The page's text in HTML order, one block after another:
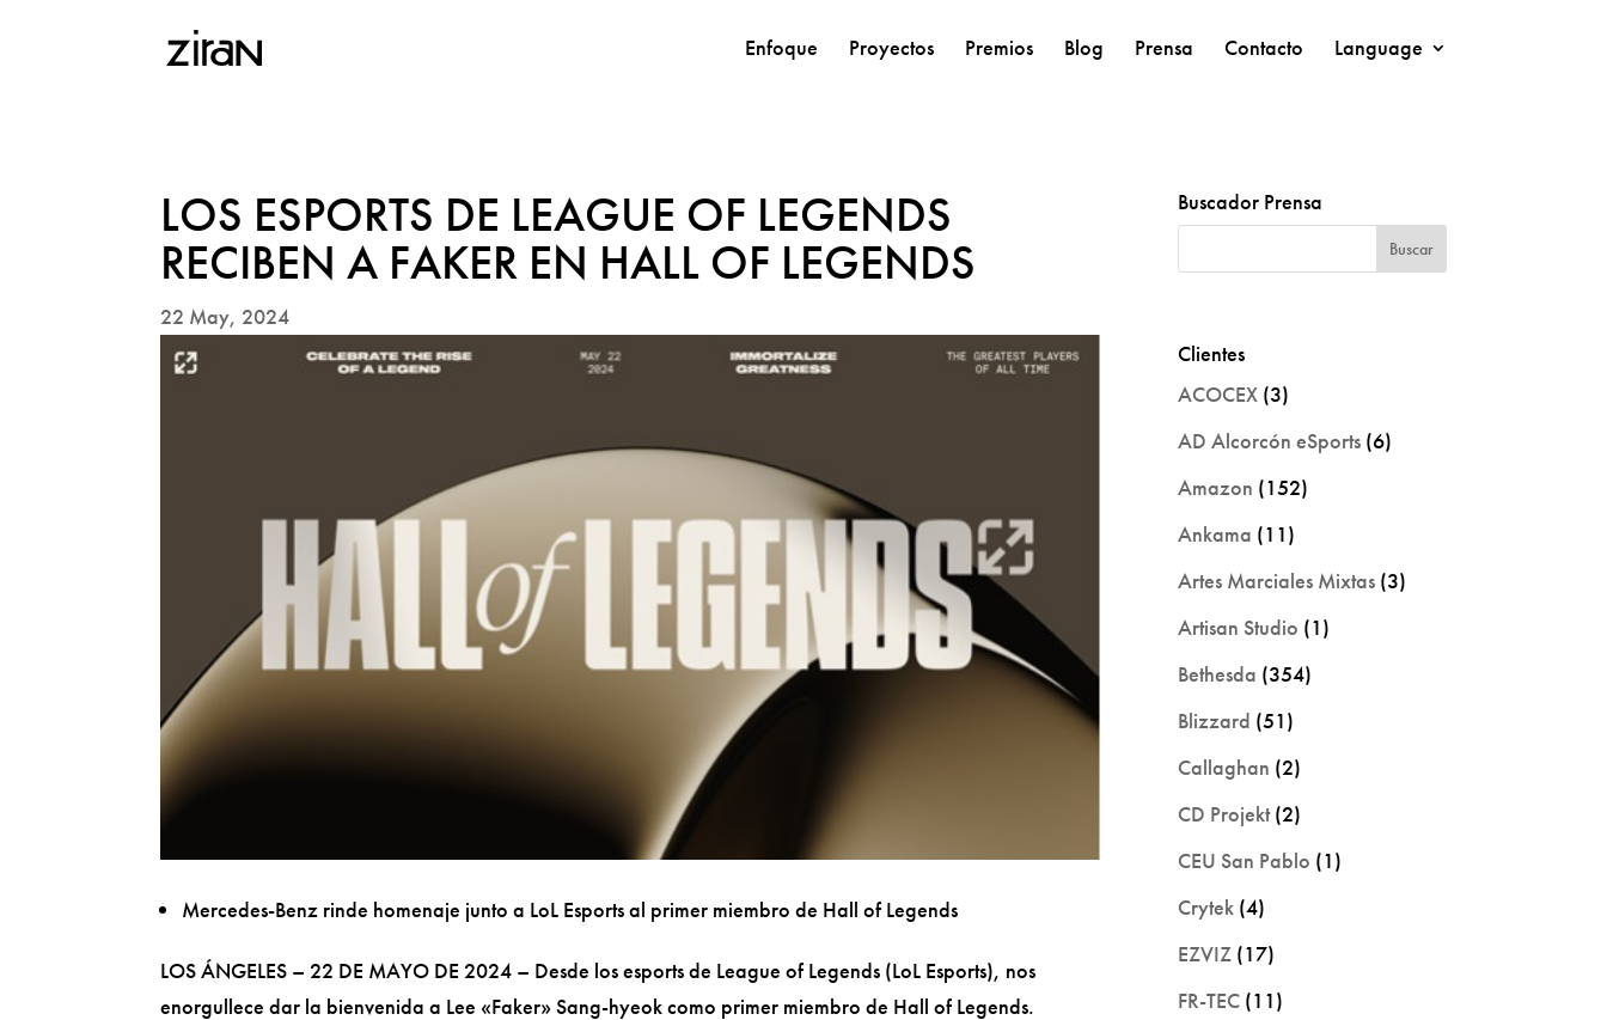
Enfoque Proyectos Premios Blog Prensa Contacto Language
LOS ESPORTS DE LEAGUE OF LEGENDS
RECIBEN A FAKER EN HALL OF LEGENDS
22 May, 2024
Mercedes-Benz rinde homenaje junto a LoL Esports al primer miembro de Hall of Legends
LOS ÁNGELES – 22 DE MAYO DE 2024 – Desde los esports de League of Legends (LoL Esports), nos
enorgullece dar la bienvenida a Lee «Faker» Sang-hyeok como primer miembro de Hall of Legends.
Buscador Prensa
Clientes
ACOCEX (3)
AD Alcorcón eSports (6)
Amazon (152)
Ankama (11)
Artes Marciales Mixtas (3)
Artisan Studio (1)
Bethesda (354)
Blizzard (51)
Callaghan (2)
CD Projekt(2)
CEU San Pablo (1)
Crytek (4)
EZVIZ (17)
FR-TEC (11)